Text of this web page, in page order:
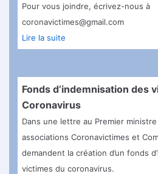
Pour vous joindre, écrivez-nous à
coronavictimes@gmail.com
Lire la suite
Fonds d’indemnisation des
Coronavirus
Dans une lettre au Premier
associations Coronavictimes et
demandent la création d’un fonds
victimes du coronavirus.